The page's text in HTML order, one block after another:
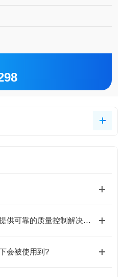
质控品基质液：为临床诊断提供可靠的质量控制解决方案
会被使用到?